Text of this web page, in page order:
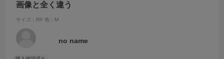
画像と全く違う
サイズ：RP 色：M
no name